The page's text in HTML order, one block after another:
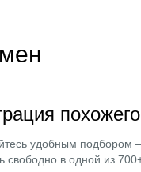
удобным подбором
свободно в одной из